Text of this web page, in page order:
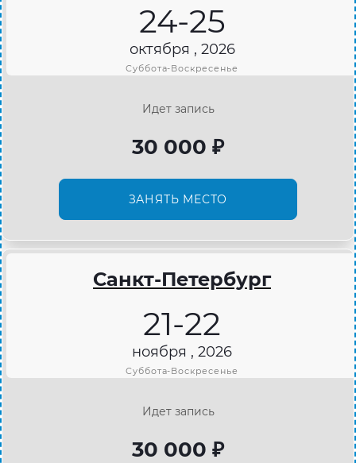
24-25
октября , 2026
Суббота-Воскресенье
Идет запись
30 000 ₽
ЗАНЯТЬ МЕСТО
Санкт-Петербург
21-22
ноября , 2026
Суббота-Воскресенье
Идет запись
30 000 ₽